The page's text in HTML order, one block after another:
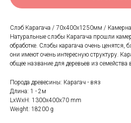
Слэб Карагача / 70х400х1250мм /
Натуральные слэбы Карагача прошли
обработке. Слэбы карагача очень ценятся,
они имеют очень интересную структуру.
общее название для деревьев из семейства
Порода древесины: Карагач - вяз
Длина: 1 - 2м
LxWxH: 1300x400x70 mm
Weight: 18200 g